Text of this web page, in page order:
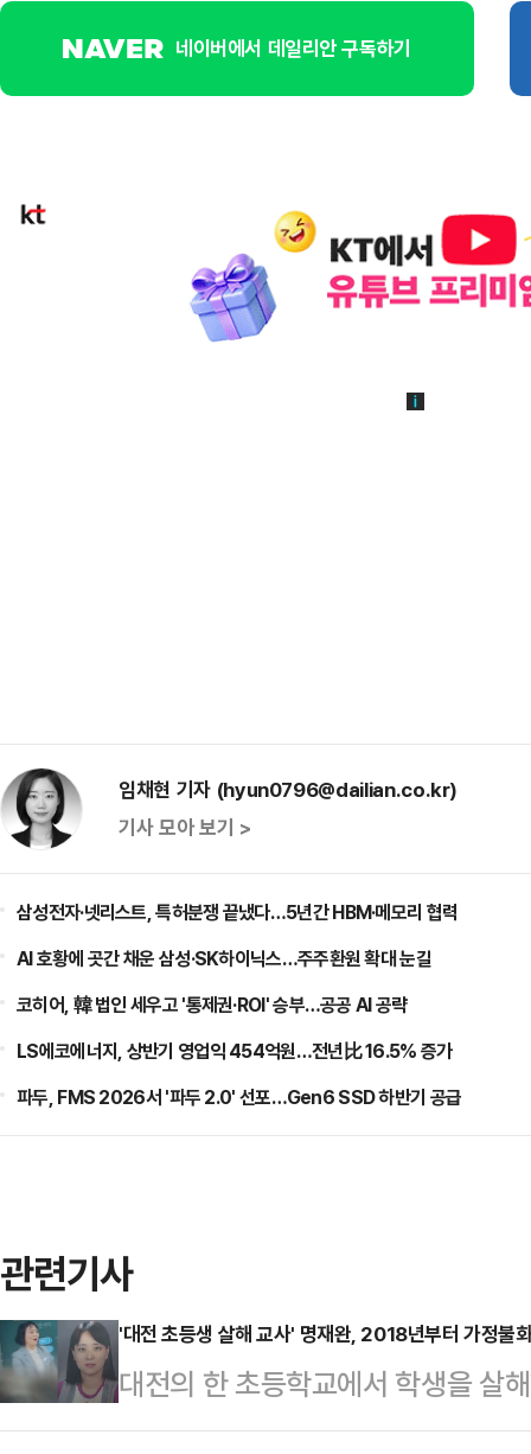
네이버에서 데일리안 구독하기
임채현 기자 (hyun0796@dailian.co.kr)
기사 모아 보기 >
삼성전자·넷리스트, 특허분쟁 끝냈다…5년간 HBM·메모리 협력
AI 호황에 곳간 채운 삼성·SK하이닉스…주주환원 확대 눈길
코히어, 韓 법인 세우고 '통제권·ROI' 승부…공공 AI 공략
LS에코에너지, 상반기 영업익 454억원…전년比 16.5% 증가
파두, FMS 2026서 '파두 2.0' 선포…Gen6 SSD 하반기 공급
관련기사
'대전 초등생 살해 교사' 명재완, 2018년부터 가정불
대전의 한 초등학교에서 학생을 살
성향이 섞여져 나타나는 혼재성 삽